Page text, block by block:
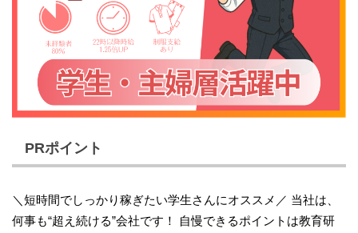
PRポイント
＼短時間でしっかり稼ぎたい学生さんにオススメ／ 当社は、
何事も“超え続ける”会社です！ 自慢できるポイントは教育研